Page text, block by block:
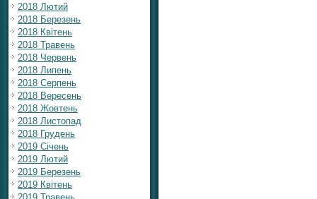
2018 Лютий
2018 Березень
2018 Квітень
2018 Травень
2018 Червень
2018 Липень
2018 Серпень
2018 Вересень
2018 Жовтень
2018 Листопад
2018 Грудень
2019 Січень
2019 Лютий
2019 Березень
2019 Квітень